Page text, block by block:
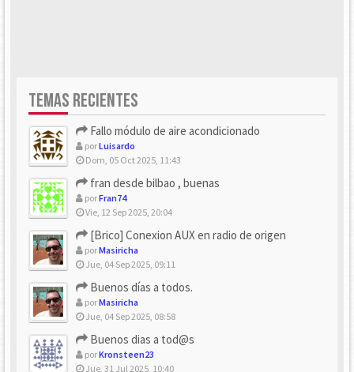
TEMAS RECIENTES
Fallo módulo de aire acondicionado
porLuisardo
Dom, 05 Oct 2025, 11:43
fran desde bilbao , buenas
porFran74
Vie, 12 Sep 2025, 20:04
[Brico] Conexion AUX en radio de origen
porMasiricha
Jue, 04 Sep 2025, 09:11
Buenos días a todos.
porMasiricha
Jue, 04 Sep 2025, 08:58
Buenos dias a tod@s
porKronsteen23
Jue, 31 Jul 2025, 10:40